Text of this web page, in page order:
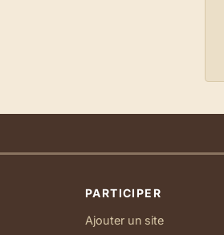
PARTICIPER
Ajouter un site